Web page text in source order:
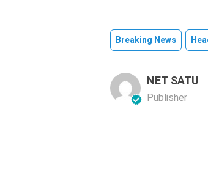
Breaking News
NET SATU
Publisher